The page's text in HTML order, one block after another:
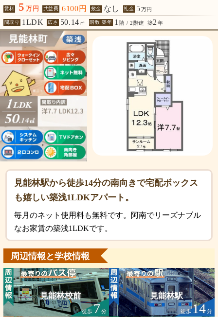
賃料 5 万円 共益費 6100円 敷金 なし 礼金 5万円
間取り 1LDK 広さ 50.14 ㎡ 階数 築年 1 階 / 2階建 築2 年
見能林駅から徒歩14分の南向きで宅配ボックス
も嬉しい築浅1LDKアパート。
毎月のネット使用料も無料です。阿南でリーズナブル
なお家賃の築浅1LDKです。
周辺情報と学校情報
見能林校前
徒歩7分
見能林駅
徒歩14分